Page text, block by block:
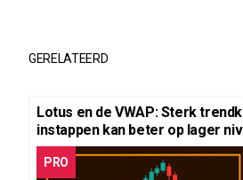
GERELATEERD
Lotus en de VWAP: Sterk
instappen kan beter op lager
PRO